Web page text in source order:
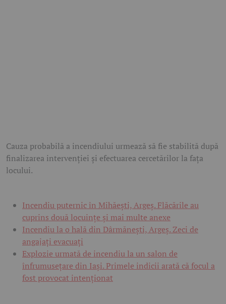
Cauza probabilă a incendiului urmează să fie stabilită după
finalizarea intervenției și efectuarea cercetărilor la fața
locului.
Incendiu puternic în Mihăești, Argeș. Flăcările au
cuprins două locuințe și mai multe anexe
Incendiu la o hală din Dârmănești, Argeș. Zeci de
angajați evacuați
Explozie urmată de incendiu la un salon de
înfrumusețare din Iași. Primele indicii arată că focul a
fost provocat intenționat